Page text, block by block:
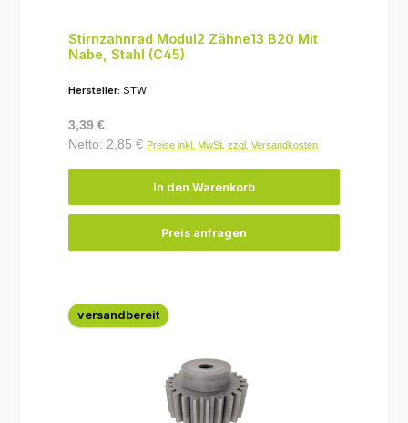
Stirnzahnrad Modul2 Zähne13 B20 Mit
Nabe, Stahl (C45)
Hersteller: STW
Regulärer Preis:
3,39 €
Netto: 2,85 € Preise inkl. MwSt. zzgl. Versandkosten
In den Warenkorb
Preis anfragen
versandbereit